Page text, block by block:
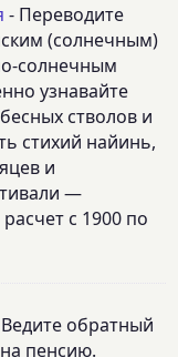
- Переводите
(солнечным)
солнечным
узнавайте
стволов и
стихий найинь,
и
—
с 1900 по
обратный
пенсию.